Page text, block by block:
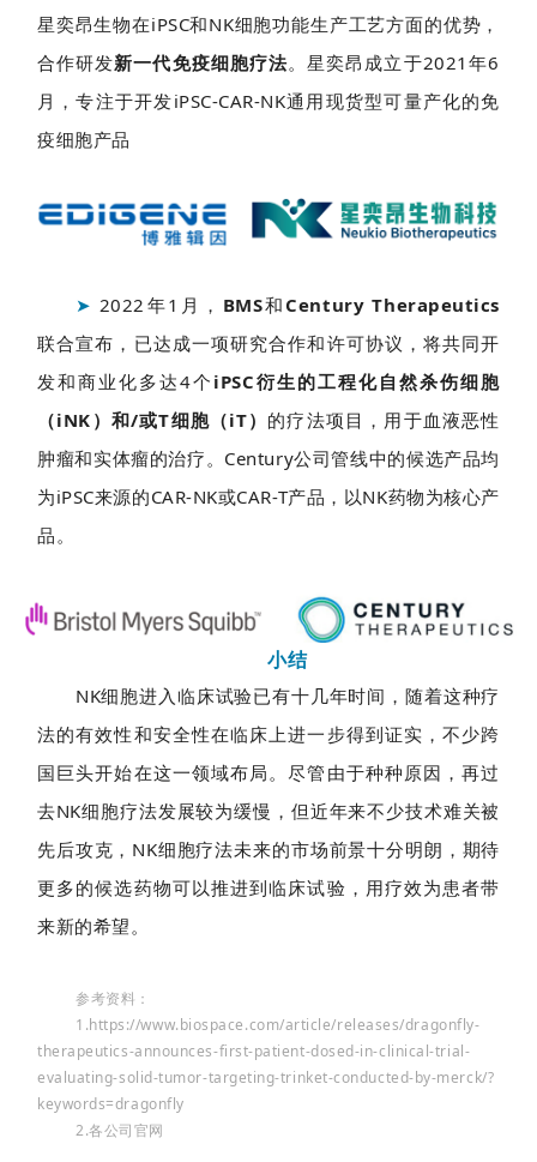
星奕昂生物在iPSC和NK细胞功能生产工艺方面的优势，
合作研发新一代免疫细胞疗法。星奕昂成立于2021年6
月，专注于开发iPSC-CAR-NK通用现货型可量产化的免
疫细胞产品
➤ 2022年1月， BMS和 Century Therapeutics
联合宣布，已达成一项研究合作和许可协议，将共同开
发和商业化多达4个 iPSC衍生的工程化自然杀伤细胞
（iNK）和/或T细胞（iT） 的疗法项目，用于血液恶性
肿瘤和实体瘤的治疗。Century公司管线中的候选产品均
为iPSC来源的CAR-NK或CAR-T产品，以NK药物为核心产
品。
小结
NK细胞进入临床试验已有十几年时间，随着这种疗
法的有效性和安全性在临床上进一步得到证实，不少跨
国巨头开始在这一领域布局。尽管由于种种原因，再过
去NK细胞疗法发展较为缓慢，但近年来不少技术难关被
先后攻克，NK细胞疗法未来的市场前景十分明朗，期待
更多的候选药物可以推进到临床试验，用疗效为患者带
来新的希望。
参考资料：
1.https://www.biospace.com/article/releases/dragonfly-
therapeutics-announces-first-patient-dosed-in-clinical-trial-
evaluating-solid-tumor-targeting-trinket-conducted-by-merck/?
keywords=dragonfly
2.各公司官网